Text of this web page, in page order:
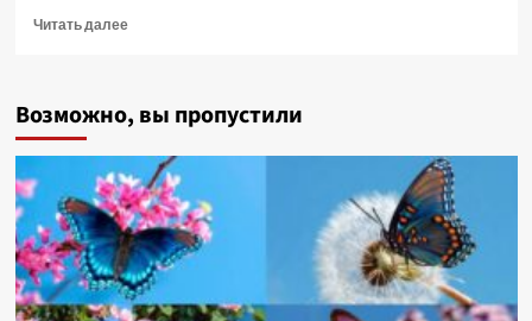
Читать далееПрочитать
лакханг
Лігво
тигриці.
Бутан
Возможно, вы пропустили